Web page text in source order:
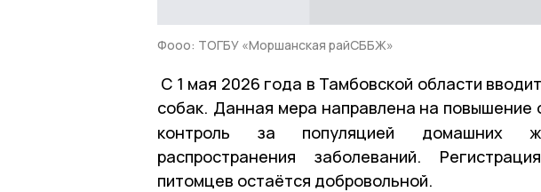
Фооо: ТОГБУ «Моршанская райСББЖ»
С 1 мая 2026 года в Тамбовской области
собак. Данная мера направлена на повышение
контроль за популяцией домашних
распространения заболеваний.
питомцев остаётся добровольной.